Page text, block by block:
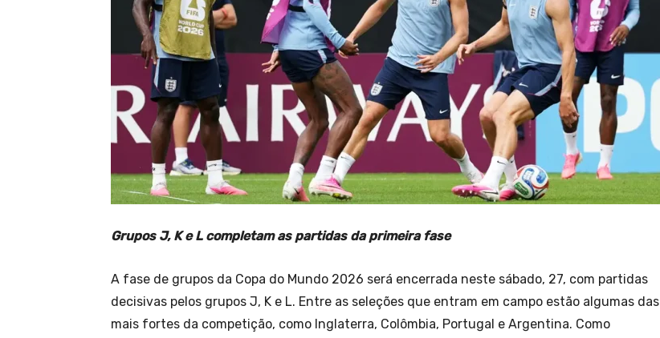
Grupos J, K e L completam as partidas da primeira fase
A fase de grupos da Copa do Mundo 2026 será encerrada neste sábado, 27, com partidas
decisivas pelos grupos J, K e L. Entre as seleções que entram em campo estão algumas das
mais fortes da competição, como Inglaterra, Colômbia, Portugal e Argentina. Como